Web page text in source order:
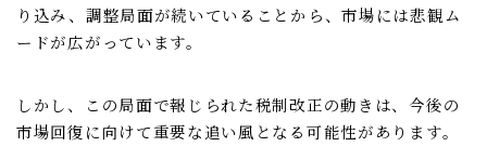
り込み、調整局面が続いていることから、市場には悲観ム
ードが広がっています。
しかし、この局面で報じられた税制改正の動きは、今後の
市場回復に向けて重要な追い風となる可能性があります。